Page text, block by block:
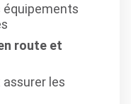
équipements
route et
les